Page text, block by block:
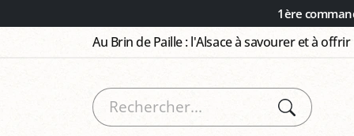
1ère
Au Brin de Paille : l'Alsace à savourer et à offrir